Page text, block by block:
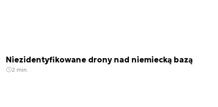
Niezidentyfikowane drony nad niemiecką bazą
2 min.